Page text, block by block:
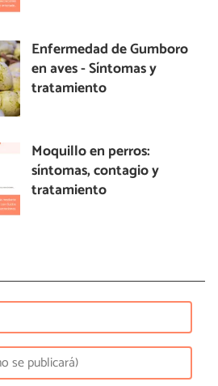
Enfermedad de Gumboro
en aves - Síntomas y
tratamiento
Moquillo en perros:
síntomas, contagio y
tratamiento